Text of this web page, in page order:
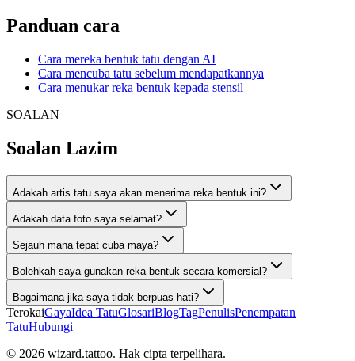
Panduan cara
Cara mereka bentuk tatu dengan AI
Cara mencuba tatu sebelum mendapatkannya
Cara menukar reka bentuk kepada stensil
SOALAN
Soalan Lazim
Adakah artis tatu saya akan menerima reka bentuk ini?
Adakah data foto saya selamat?
Sejauh mana tepat cuba maya?
Bolehkah saya gunakan reka bentuk secara komersial?
Bagaimana jika saya tidak berpuas hati?
TerokaiGayaIdea TatuGlosariBlogTagPenulisPenempatan
TatuHubungi
© 2026 wizard.tattoo. Hak cipta terpelihara.